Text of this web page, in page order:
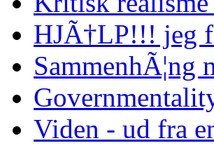
HJÃ†LP!!! jeg
SammenhÃ¦ng
Viden - ud fra